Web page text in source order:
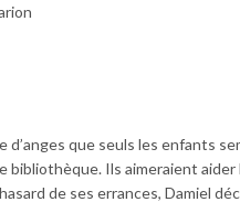
d’anges que seuls les enfants
bibliothèque. Ils aimeraient
de ses errances, Damiel